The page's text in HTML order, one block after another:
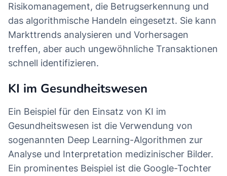
Risikomanagement, die Betrugserkennung und
das algorithmische Handeln eingesetzt. Sie kann
Markttrends analysieren und Vorhersagen
treffen, aber auch ungewöhnliche Transaktionen
schnell identifizieren.
KI im Gesundheitswesen
Ein Beispiel für den Einsatz von KI im
Gesundheitswesen ist die Verwendung von
sogenannten Deep Learning-Algorithmen zur
Analyse und Interpretation medizinischer Bilder.
Ein prominentes Beispiel ist die Google-Tochter